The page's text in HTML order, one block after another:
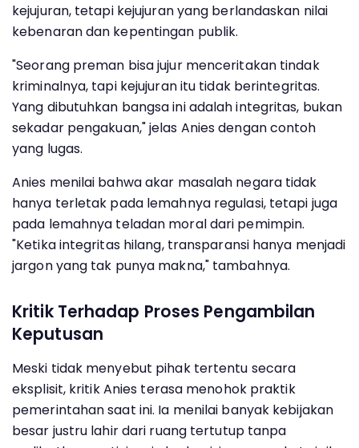
kejujuran, tetapi kejujuran yang berlandaskan nilai
kebenaran dan kepentingan publik.
"Seorang preman bisa jujur menceritakan tindak
kriminalnya, tapi kejujuran itu tidak berintegritas.
Yang dibutuhkan bangsa ini adalah integritas, bukan
sekadar pengakuan," jelas Anies dengan contoh
yang lugas.
Anies menilai bahwa akar masalah negara tidak
hanya terletak pada lemahnya regulasi, tetapi juga
pada lemahnya teladan moral dari pemimpin.
"Ketika integritas hilang, transparansi hanya menjadi
jargon yang tak punya makna," tambahnya.
Kritik Terhadap Proses Pengambilan
Keputusan
Meski tidak menyebut pihak tertentu secara
eksplisit, kritik Anies terasa menohok praktik
pemerintahan saat ini. Ia menilai banyak kebijakan
besar justru lahir dari ruang tertutup tanpa